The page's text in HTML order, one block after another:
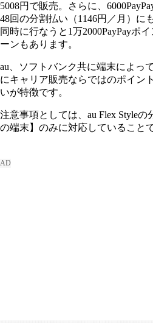
5008円で販売。さらに、
48回の分割払い（1146円／月）に
同時に行なうと1万2000PayPayポ
ーンもあります。
au、ソフトバンク共に端末によっ
にキャリア販売ならではのポイン
いが特徴です。
注意事項としては、au Flex Style
の端末】のみに対応していることで